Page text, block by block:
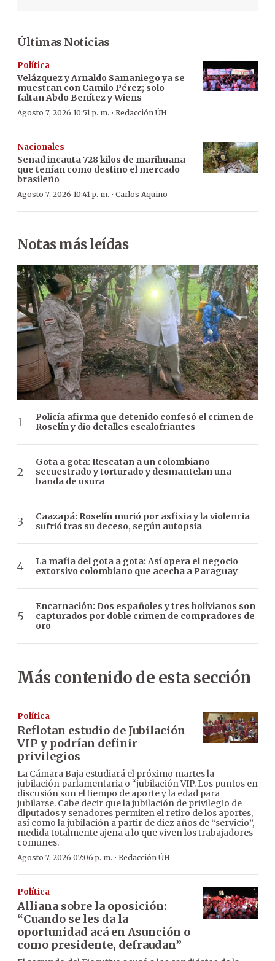
Últimas Noticias
Política
Velázquez y Arnaldo Samaniego ya se
muestran con Camilo Pérez; solo
faltan Abdo Benítez y Wiens
Agosto 7, 2026 10:51 p. m. · Redacción ÚH
Nacionales
Senad incauta 728 kilos de marihuana
que tenían como destino el mercado
brasileño
Agosto 7, 2026 10:41 p. m. · Carlos Aquino
Notas más leídas
Policía afirma que detenido confesó el crimen de
Roselín y dio detalles escalofriantes
Gota a gota: Rescatan a un colombiano
secuestrado y torturado y desmantelan una
banda de usura
Caazapá: Roselín murió por asfixia y la violencia
sufrió tras su deceso, según autopsia
La mafia del gota a gota: Así opera el negocio
extorsivo colombiano que acecha a Paraguay
Encarnación: Dos españoles y tres bolivianos son
capturados por doble crimen de compradores de
oro
Más contenido de esta sección
Política
Reflotan estudio de Jubilación
VIP y podrían definir
privilegios
La Cámara Baja estudiará el próximo martes la
jubilación parlamentaria o “jubilación VIP. Los puntos en
discusión son el tiempo de aporte y la edad para
jubilarse. Cabe decir que la jubilación de privilegio de
diputados y senadores permiten el retiro de los aportes,
así como la jubilación a partir de diez años de “servicio”,
medida totalmente ajena a lo que viven los trabajadores
comunes.
Agosto 7, 2026 07:06 p. m. · Redacción ÚH
Política
Alliana sobre la oposición:
“Cuando se les da la
oportunidad acá en Asunción o
como presidente, defraudan”